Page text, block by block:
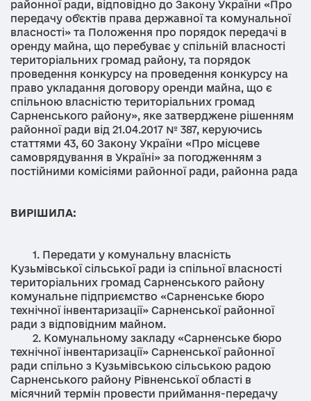
районної ради, відповідно до Закону України «Про
передачу об'єктів права державної та комунальної
власності» та Положення про порядок передачі в
оренду майна, що перебуває у спільній власності
територіальних громад району, та порядок
проведення конкурсу на проведення конкурсу на
право укладання договору оренди майна, що є
спільною власністю територіальних громад
Сарненського району», яке затверджене рішенням
районної ради від 21.04.2017 № 387, керуючись
статтями 43, 60 Закону України «Про місцеве
самоврядування в Україні» за погодженням з
постійними комісіями районної ради, районна рада
ВИРІШИЛА:
1. Передати у комунальну власність
Кузьмівської сільської ради із спільної власності
територіальних громад Сарненського району
комунальне підприємство «Сарненське бюро
технічної інвентаризації» Сарненської районної
ради з відповідним майном.
2. Комунальному закладу «Сарненське бюро
технічної інвентаризації» Сарненської районної
ради спільно з Кузьмівською сільською радою
Сарненського району Рівненської області в
місячний термін провести приймання-передачу